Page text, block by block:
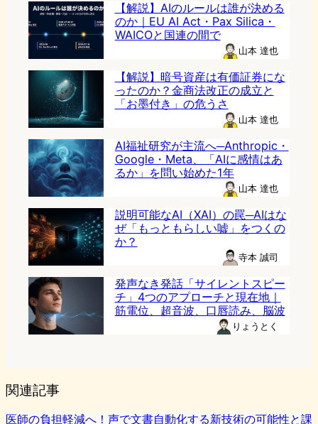
【解説】AIのルールは誰が決める
のか｜EU AI Act・Pax Silica・
WAICOと国連の間で
山本 達也
【解説】暗号資産は有価証券にな
ったのか？金商法改正の成立と
「お墨付き」の危うさ
山本 達也
AI福祉研究が主流へ─Anthropic・
Google・Meta、「AIに感情はあ
るか」を問い始めた1年
山本 達也
説明可能なAI（XAI）の罠─AIはな
ぜ「もっともらしい嘘」をつくの
か？
寺本 誠司
発声なき発話「サイレントスピー
チ」4つのアプローチと現在地｜
筋電位、超音波、口唇読み、脳波
りょうとく
関連記事
医師の負担軽減へ！声で文書自動化する新技術の可能性と課